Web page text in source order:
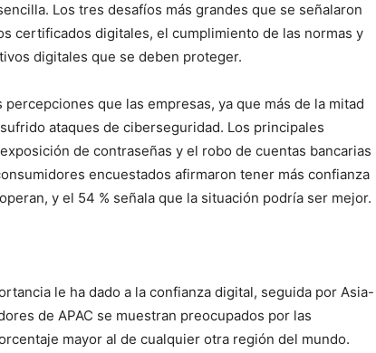
Los tres desafíos más grandes que se señalaron
certificados digitales, el cumplimiento de las normas y
digitales que se deben proteger.
que las empresas, ya que más de la mitad
ataques de ciberseguridad. Los principales
de contraseñas y el robo de cuentas bancarias
encuestados afirmaron tener más confianza
y el 54 % señala que la situación podría ser mejor.
le ha dado a la confianza digital, seguida por Asia-
de APAC se muestran preocupados por las
mayor al de cualquier otra región del mundo.